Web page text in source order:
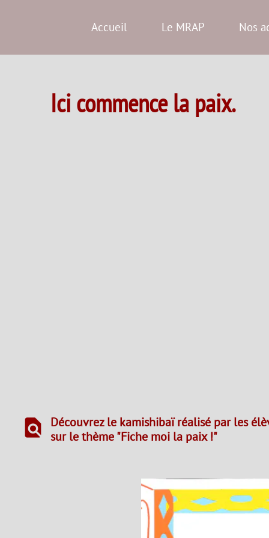
Accueil Le MRAP Nos
Ici commence la paix.
Découvrez le kamishibaï réalisé par les
sur le thème "Fiche moi la paix !"
find_in_page